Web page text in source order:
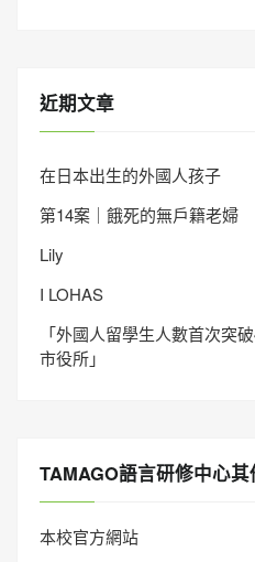
近期文章
在日本出生的外國人孩子
第14案｜餓死的無戶籍老婦
Lily
I LOHAS
「外國人留學生人數首次突
市役所」
TAMAGO語言研修中心
本校官方網站